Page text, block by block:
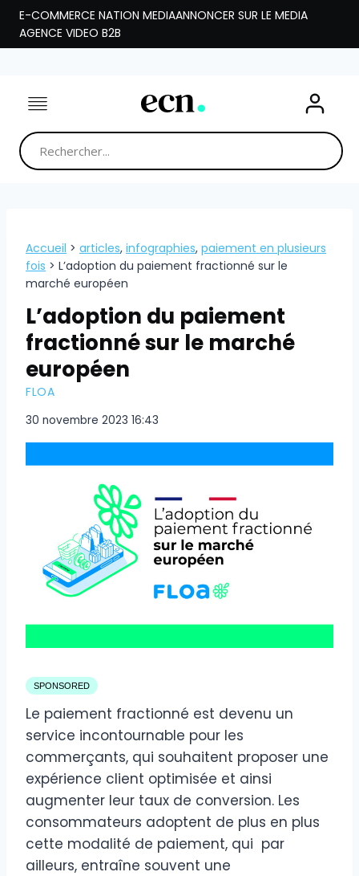
Aller
contenu
E-COMMERCE NATION MEDIAANNONCER SUR LE MEDIA
AGENCE VIDEO B2B
Accueil > articles, infographies, paiement en plusieurs
fois > L’adoption du paiement fractionné sur le
marché européen
L’adoption du paiement
fractionné sur le marché
européen
FLOA
30 novembre 2023 16:43
SPONSORED
Le paiement fractionné est devenu un
service incontournable pour les
commerçants, qui souhaitent proposer une
expérience client optimisée et ainsi
augmenter leur taux de conversion. Les
consommateurs adoptent de plus en plus
cette modalité de paiement, qui par
ailleurs, entraîne souvent une